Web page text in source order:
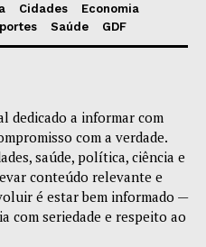
Cidades
Economia
Saúde GDF
dedicado a informar com
com a verdade.
saúde, política, ciência e
conteúdo relevante e
é estar bem informado —
com seriedade e respeito ao